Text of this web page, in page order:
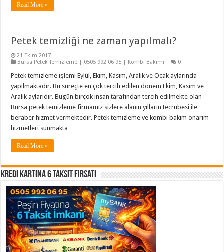
Read More »
Petek temizliği ne zaman yapılmalı?
21 Ekim 2017
Bursa Petek Temizleme | 0505 992 06 95 | Kombi Bakımı
0
Petek temizleme işlemi Eylül, Ekim, Kasım, Aralık ve Ocak aylarında
yapılmaktadır. Bu süreçte en çok tercih edilen dönem Ekim, Kasım ve
Aralık aylarıdır. Bugün birçok insan tarafından tercih edilmekte olan
Bursa petek temizleme firmamız sizlere alanın yılların tecrübesi ile
beraber hizmet vermektedir. Petek temizleme ve kombi bakım onarım
hizmetleri sunmakta …
Read More »
Kredi Kartına 6 Taksit Fırsatı